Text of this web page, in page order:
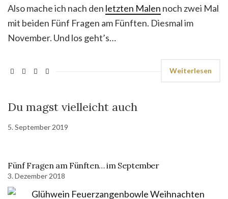
Also mache ich nach den letzten Malen noch zwei Mal
mit beiden Fünf Fragen am Fünften. Diesmal im
November. Und los geht’s…
Weiterlesen
Du magst vielleicht auch
5. September 2019
Fünf Fragen am Fünften… im September
3. Dezember 2018